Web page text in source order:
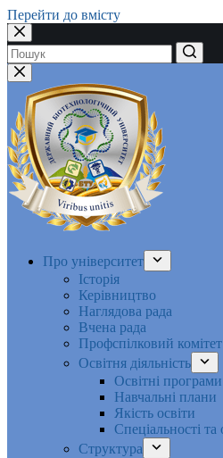
Перейти до вмісту
Немає
результатів
Про університет
Історія
Керівництво
Наглядова рада
Вчена рада
Профспілковий комітет
Освітня діяльність
Освітні програми
Навчальні плани
Якість освіти
Спеціальності
Структура